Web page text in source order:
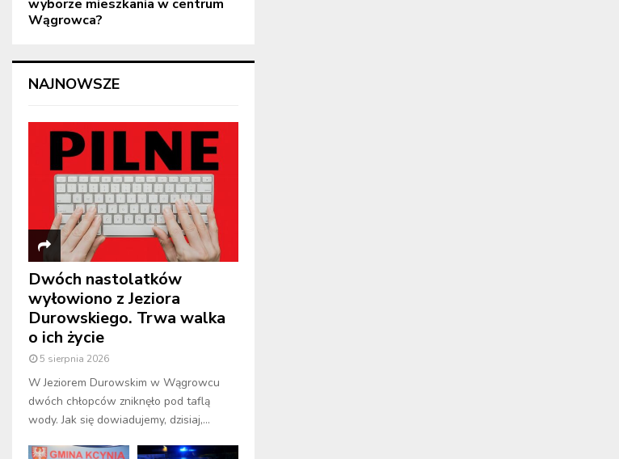
wyborze mieszkania w centrum
Wągrowca?
NAJNOWSZE
Dwóch nastolatków
wyłowiono z Jeziora
Durowskiego. Trwa walka
o ich życie
5 sierpnia 2026
W Jeziorem Durowskim w Wągrowcu
dwóch chłopców zniknęło pod taflą
wody. Jak się dowiadujemy, dzisiaj,...